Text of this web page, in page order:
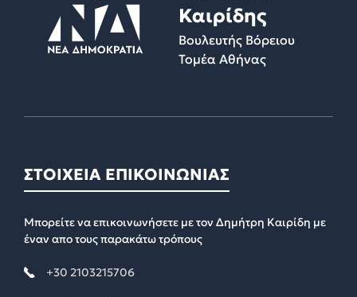
Καιρίδης
Βουλευτής Βόρειου
Τομέα Αθήνας
ΣΤΟΙΧΕΙΑ ΕΠΙΚΟΙΝΩΝΙΑΣ
Μπορείτε να επικοινωνήσετε με τον Δημήτρη Καιρίδη με
έναν απο τους παρακάτω τρόπους
+30 2103215706